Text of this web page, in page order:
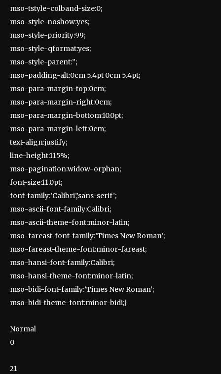
mso-tstyle-colband-size:0;
mso-style-noshow:yes;
mso-style-priority:99;
mso-style-qformat:yes;
mso-style-parent:”;
mso-padding-alt:0cm 5.4pt 0cm 5.4pt;
mso-para-margin-top:0cm;
mso-para-margin-right:0cm;
mso-para-margin-bottom:10.0pt;
mso-para-margin-left:0cm;
text-align:justify;
line-height:115%;
mso-pagination:widow-orphan;
font-size:11.0pt;
font-family:’Calibri’,’sans-serif’;
mso-ascii-font-family:Calibri;
mso-ascii-theme-font:minor-latin;
mso-fareast-font-family:’Times New Roman’;
mso-fareast-theme-font:minor-fareast;
mso-hansi-font-family:Calibri;
mso-hansi-theme-font:minor-latin;
mso-bidi-font-family:’Times New Roman’;
mso-bidi-theme-font:minor-bidi;}
Normal
0
21